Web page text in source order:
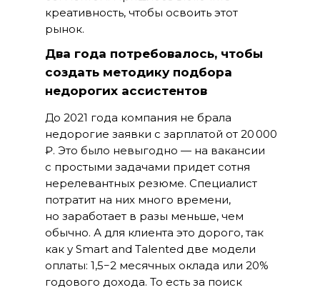
креативность, чтобы освоить этот
рынок.
Два года потребовалось, чтобы
создать методику подбора
недорогих ассистентов
До 2021 года компания не брала
недорогие заявки с зарплатой от 20 000
₽. Это было невыгодно — на вакансии
с простыми задачами придет сотня
нерелевантных резюме. Специалист
потратит на них много времени,
но заработает в разы меньше, чем
обычно. А для клиента это дорого, так
как у Smart and Talented две модели
оплаты: 1,5−2 месячных оклада или 20%
годового дохода. То есть за поиск